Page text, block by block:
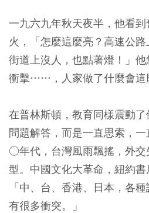
一九六九年秋天夜半，他看
火，「怎麼這麼亮？高速公
街道上沒人，也點著燈！」
衝擊……，人家做了什麼會這
在普林斯頓，教育同樣震動
問題解答，而是一直思索，
○年代，台灣風雨飄搖，外交
型。中國文化大革命，紐約書
「中、台、香港、日本，各
有很多衝突。」